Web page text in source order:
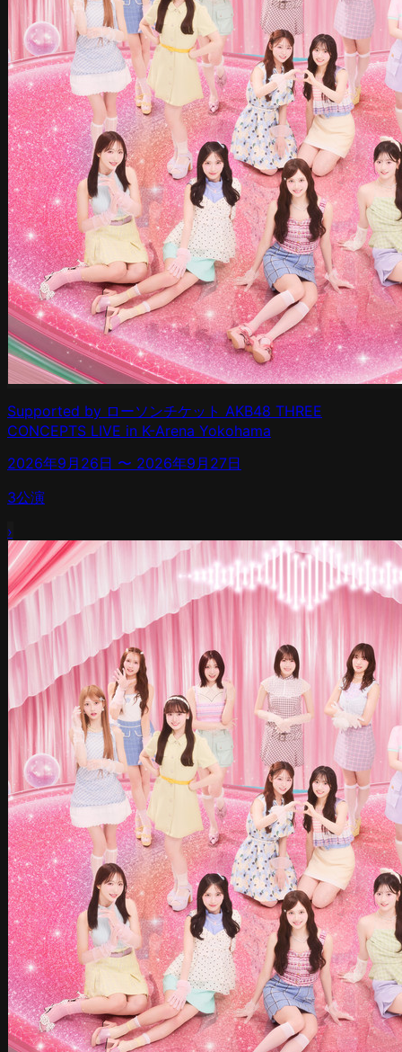
Supported by ローソンチケット AKB48 THREE
CONCEPTS LIVE in K-Arena Yokohama
2026年9月26日 〜 2026年9月27日
3公演
›